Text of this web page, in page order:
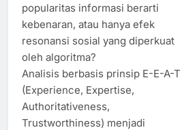
popularitas informasi berarti
kebenaran, atau hanya efek
resonansi sosial yang diperkuat
oleh algoritma?
Analisis berbasis prinsip E-E-A-T
(Experience, Expertise,
Authoritativeness,
Trustworthiness) menjadi